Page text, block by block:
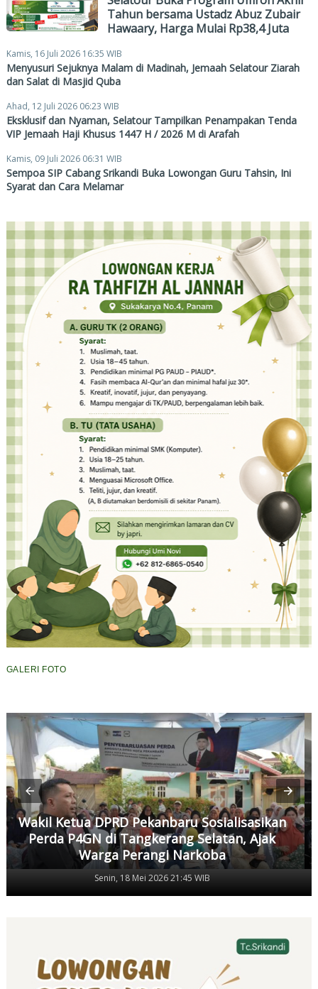
Tahun bersama Ustadz Abuz Zubair
Hawaary, Harga Mulai Rp38,4 Juta
Kamis, 16 Juli 2026 16:35 WIB
Menyusuri Sejuknya Malam di Madinah, Jemaah Selatour Ziarah
dan Salat di Masjid Quba
Ahad, 12 Juli 2026 06:23 WIB
Eksklusif dan Nyaman, Selatour Tampilkan Penampakan Tenda
VIP Jemaah Haji Khusus 1447 H / 2026 M di Arafah
Kamis, 09 Juli 2026 06:31 WIB
Sempoa SIP Cabang Srikandi Buka Lowongan Guru Tahsin, Ini
Syarat dan Cara Melamar
GALERI FOTO
Wakil Ketua DPRD Pekanbaru Sosialisasikan
Perda P4GN di Tangkerang Selatan, Ajak
Warga Perangi Narkoba
Senin, 18 Mei 2026 21:45 WIB